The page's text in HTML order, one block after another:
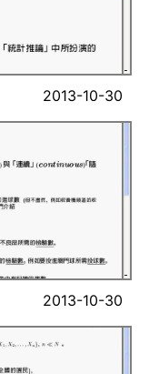
2013-10-30
2013-10-30